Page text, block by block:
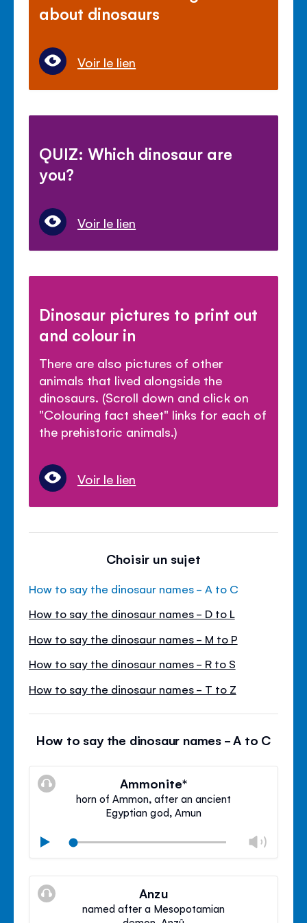
about dinosaurs
Voir le lien
QUIZ: Which dinosaur are
you?
Voir le lien
Dinosaur pictures to print out
and colour in
There are also pictures of other
animals that lived alongside the
dinosaurs. (Scroll down and click on
"Colouring fact sheet" links for each of
the prehistoric animals.)
Voir le lien
Choisir un sujet
How to say the dinosaur names - A to C
How to say the dinosaur names - D to L
How to say the dinosaur names - M to P
How to say the dinosaur names - R to S
How to say the dinosaur names - T to Z
How to say the dinosaur names - A to C
Ammonite*
horn of Ammon, after an ancient
Egyptian god, Amun
Play
le
Mode
Anzu
named after a Mesopotamian